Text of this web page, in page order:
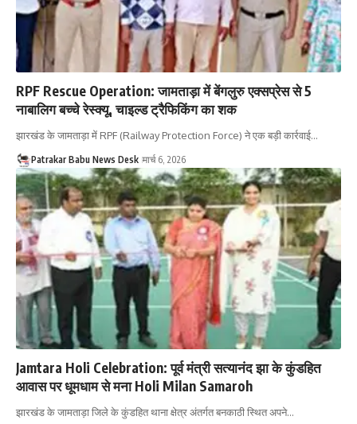
RPF Rescue Operation: जामताड़ा में बेंगलुरु एक्सप्रेस से 5
नाबालिग बच्चे रेस्क्यू, चाइल्ड ट्रैफिकिंग का शक
झारखंड के जामताड़ा में RPF (Railway Protection Force) ने एक बड़ी कार्रवाई…
Patrakar Babu News Desk मार्च 6, 2026
Jamtara Holi Celebration: पूर्व मंत्री सत्यानंद झा के कुंडहित
आवास पर धूमधाम से मना Holi Milan Samaroh
झारखंड के जामताड़ा जिले के कुंडहित थाना क्षेत्र अंतर्गत बनकाठी स्थित अपने…